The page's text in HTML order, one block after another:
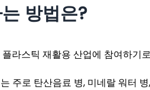
방법은?
라스틱 재활용 산업에 참여하기
주로 탄산음료 병, 미네랄 워터